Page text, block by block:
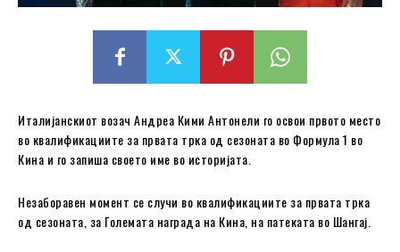
Италијанскиот возач Андреа Кими Антонели го освои првото место
во квалификациите за првата трка од сезоната во Формула 1 во
Кина и го запиша своето име во историјата.
Незаборавен момент се случи во квалификациите за првата трка
од сезоната, за Големата награда на Кина, на патеката во Шангај.